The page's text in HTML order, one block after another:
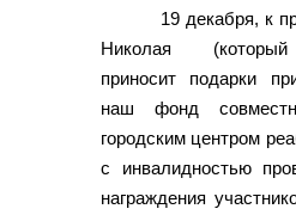
19 декабря, к
Николая
приносит подарки
наш фонд
городским центром
с инвалидностью
награждения